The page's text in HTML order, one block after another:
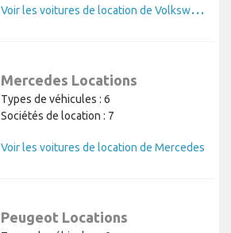
V
oir les voitures de location de Volkswagen
Mercedes Locations
Types de véhicules : 6
Sociétés de location : 7
Voir les voitures de location de Mercedes
Peugeot Locations